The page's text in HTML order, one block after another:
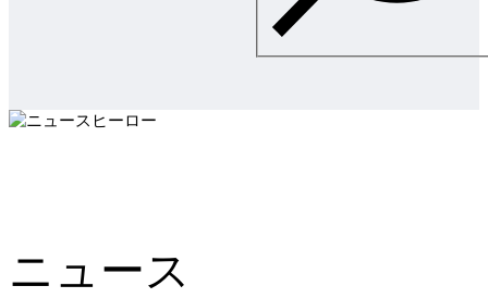
ニュース